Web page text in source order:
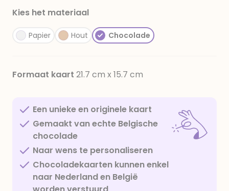
Kies het materiaal
Papier Hout Chocolade
Formaat kaart 21.7 cm x 15.7 cm
Een unieke en originele kaart
Gemaakt van echte Belgische
chocolade
Naar wens te personaliseren
Chocoladekaarten kunnen enkel
naar Nederland en België